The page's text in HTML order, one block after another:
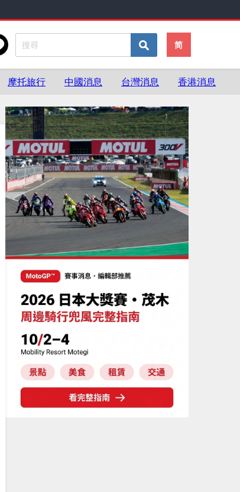
简
摩托旅行 中國消息 台灣消息 香港消息